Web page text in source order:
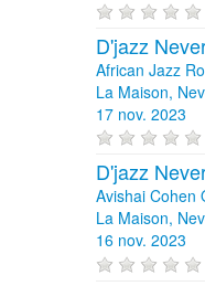
D'jazz
African Jazz
La Maison,
17 nov. 2023
D'jazz
Avishai Cohen
La Maison,
16 nov. 2023